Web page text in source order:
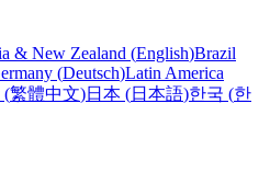
& New Zealand (English)Brazil
(Deutsch)Latin America
(繁體中文)日本 (日本語)한국 (한